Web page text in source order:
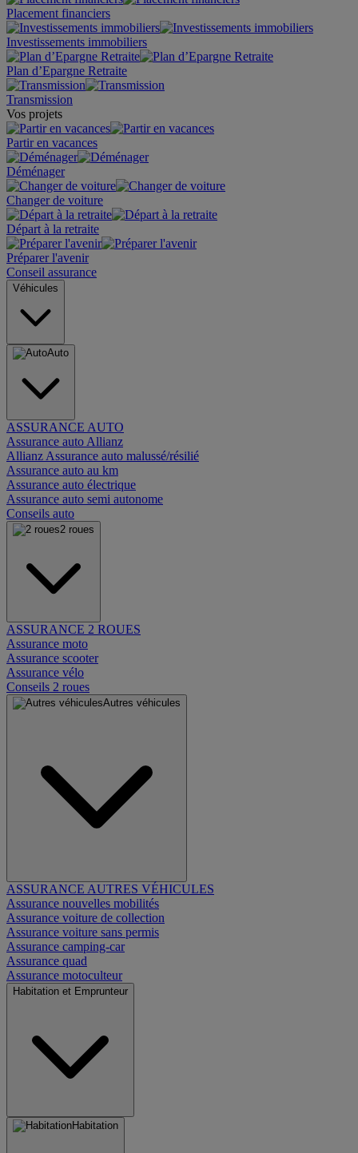
Placement financiers
Investissements immobiliers
Plan d’Epargne Retraite
Transmission
Vos projets
Partir en vacances
Déménager
Changer de voiture
Départ à la retraite
Préparer l'avenir
Conseil assurance
Véhicules
Auto
ASSURANCE AUTO
Assurance auto Allianz
Allianz Assurance auto malussé/résilié
Assurance auto au km
Assurance auto électrique
Assurance auto semi autonome
Conseils auto
2 roues
ASSURANCE 2 ROUES
Assurance moto
Assurance scooter
Assurance vélo
Conseils 2 roues
Autres véhicules
ASSURANCE AUTRES VÉHICULES
Assurance nouvelles mobilités
Assurance voiture de collection
Assurance voiture sans permis
Assurance camping-car
Assurance quad
Assurance motoculteur
Habitation et Emprunteur
Habitation